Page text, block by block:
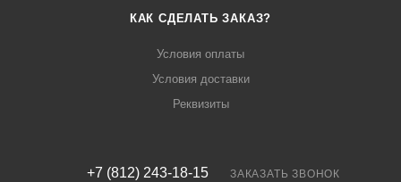
КАК СДЕЛАТЬ ЗАКАЗ?
Условия оплаты
Условия доставки
Реквизиты
+7 (812) 243-18-15 ЗАКАЗАТЬ ЗВОНОК